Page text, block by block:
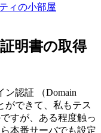
ィの小部屋
明書の取得
ン認証 （Domain
ができて、私もテス
すが、ある程度触っ
本番サーバでも設定